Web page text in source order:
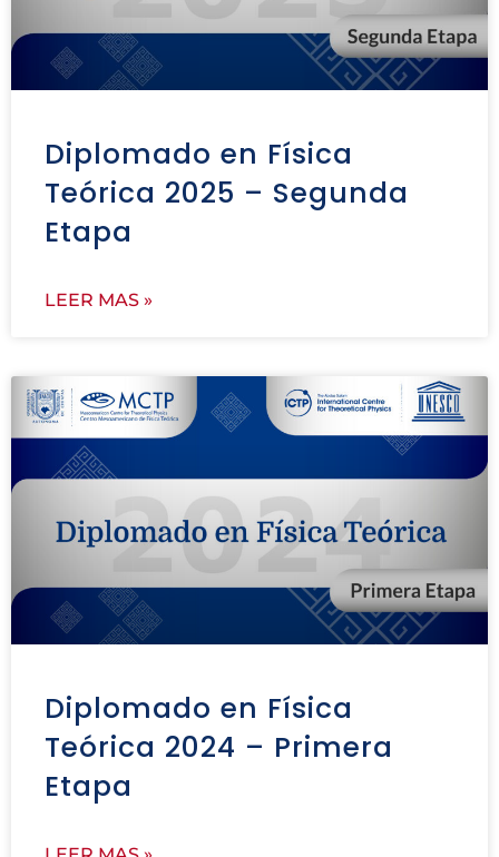
Diplomado en Física
Teórica 2025 – Segunda
Etapa
LEER MAS »
Diplomado en Física
Teórica 2024 – Primera
Etapa